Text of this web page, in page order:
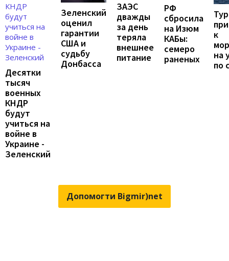
Десятки
тысяч
военных
КНДР
будут
учиться на
войне в
Украине -
Зеленский
Зеленский
оценил
гарантии
США и
судьбу
Донбасса
ЗАЭС
дважды
за день
теряла
внешнее
питание
РФ
сбросила
на Изюм
КАБы:
семеро
раненых
к
на
по
Допомогти Bigmir)net